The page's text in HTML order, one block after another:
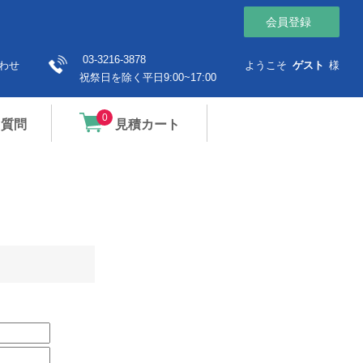
会員登録
せ
03-3216-3878
祝祭日を除く平日9:00~17:00
ようこそ ゲスト 様
問
0
見積カート